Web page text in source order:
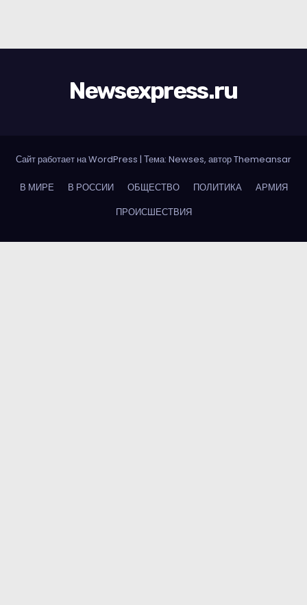
Newsexpress.ru
Сайт работает на WordPress | Тема: Newses, авторThemeansar
В МИРЕ В РОССИИ ОБЩЕСТВО ПОЛИТИКА
АРМИЯ
ПРОИСШЕСТВИЯ